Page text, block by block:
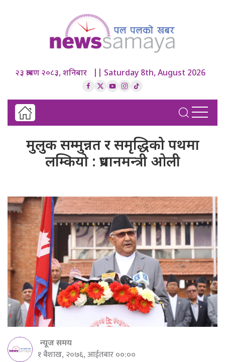
२३ श्रावण २०८३, शनिबार || Saturday 8th, August 2026
मुलुक सम्मुन्नत र समृद्धिको पथमा
लम्कियो : प्रधानमन्त्री ओली
न्यूज समय
१ बैशाख, २०७६, आईतबार ००:००